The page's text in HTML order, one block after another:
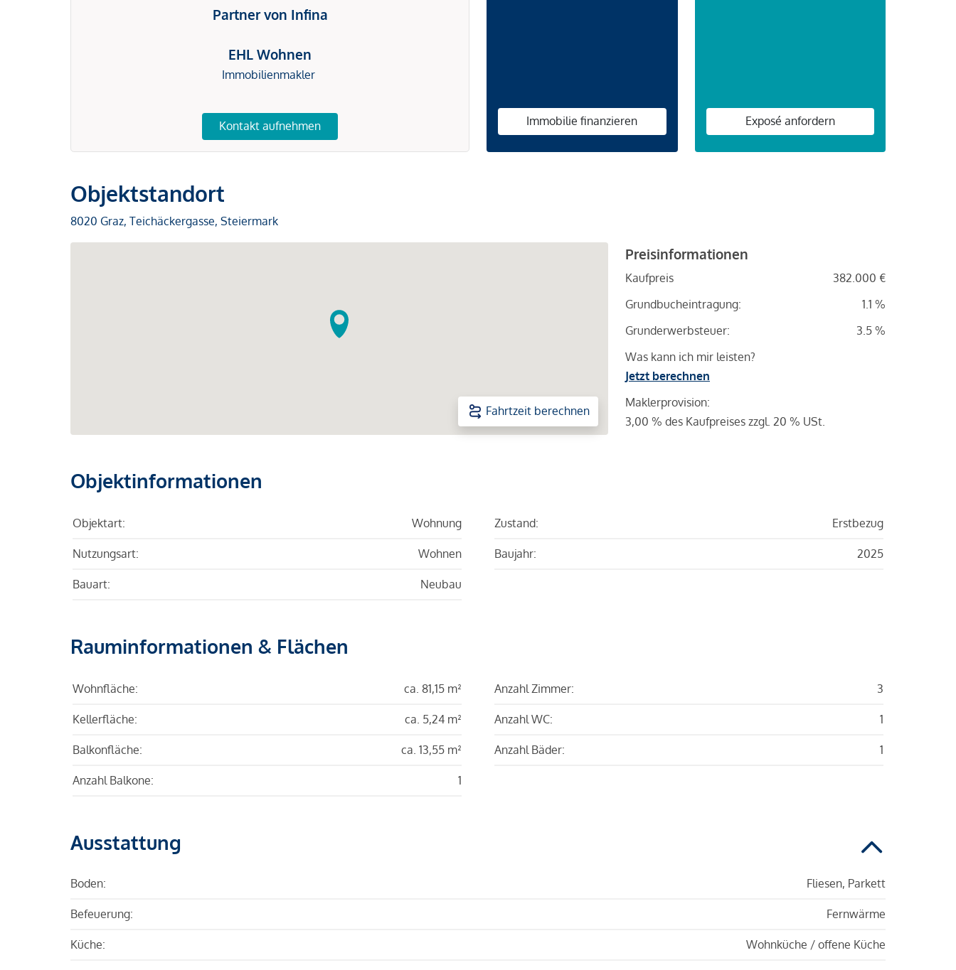
Partner von Infina
EHL Wohnen
Immobilienmakler
Kontakt aufnehmen Immobilie finanzieren Exposé anfordern
Objektstandort
8020 Graz, Teichäckergasse, Steiermark
Fahrtzeit berechnen
Preisinformationen
Kaufpreis
382.000 €
Grundbucheintragung:
1.1 %
Grunderwerbsteuer:
3.5 %
Was kann ich mir leisten?
Jetzt berechnen
Maklerprovision:
3,00 % des Kaufpreises zzgl. 20 % USt.
Objektinformationen
Objektart: Wohnung
Nutzungsart: Wohnen
Bauart: Neubau
Zustand: Erstbezug
Baujahr: 2025
Rauminformationen & Flächen
Wohnfläche: ca. 81,15 m²
Kellerfläche: ca. 5,24 m²
Balkonfläche: ca. 13,55 m²
Anzahl Balkone: 1
Anzahl Zimmer: 3
Anzahl WC: 1
Anzahl Bäder: 1
Ausstattung
Boden: Fliesen, Parkett
Befeuerung: Fernwärme
Küche: Wohnküche / offene Küche